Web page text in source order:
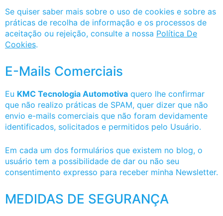
Se quiser saber mais sobre o uso de cookies e sobre as
práticas de recolha de informação e os processos de
aceitação ou rejeição, consulte a nossa Política De
Cookies.
E-Mails Comerciais
Eu KMC Tecnologia Automotiva quero lhe confirmar
que não realizo práticas de SPAM, quer dizer que não
envio e-mails comerciais que não foram devidamente
identificados, solicitados e permitidos pelo Usuário.
Em cada um dos formulários que existem no blog, o
usuário tem a possibilidade de dar ou não seu
consentimento expresso para receber minha Newsletter.
MEDIDAS DE SEGURANÇA